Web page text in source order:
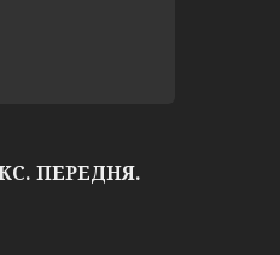
ПЕРЕДНЯ.